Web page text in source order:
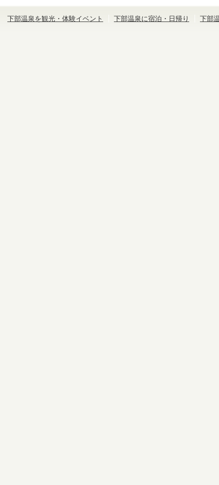
下部温泉を観光・体験イベント 下部温泉に宿泊・日帰り 下部